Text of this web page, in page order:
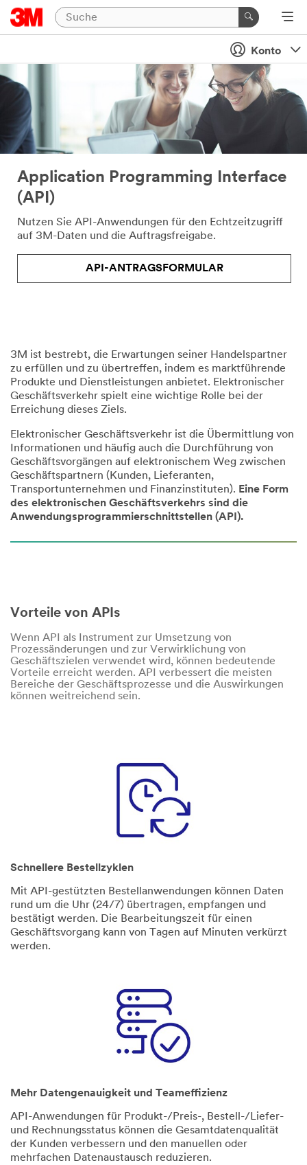
Konto
Application Programming Interface
(API)
Nutzen Sie API-Anwendungen für den Echtzeitzugriff
auf 3M-Daten und die Auftragsfreigabe.
API-ANTRAGSFORMULAR
3M ist bestrebt, die Erwartungen seiner Handelspartner
zu erfüllen und zu übertreffen, indem es marktführende
Produkte und Dienstleistungen anbietet. Elektronischer
Geschäftsverkehr spielt eine wichtige Rolle bei der
Erreichung dieses Ziels.
Elektronischer Geschäftsverkehr ist die Übermittlung von
Informationen und häufig auch die Durchführung von
Geschäftsvorgängen auf elektronischem Weg zwischen
Geschäftspartnern (Kunden, Lieferanten,
Transportunternehmen und Finanzinstituten). Eine Form
des elektronischen Geschäftsverkehrs sind die
Anwendungsprogrammierschnittstellen (API).
Vorteile von APIs
Wenn API als Instrument zur Umsetzung von
Prozessänderungen und zur Verwirklichung von
Geschäftszielen verwendet wird, können bedeutende
Vorteile erreicht werden. API verbessert die meisten
Bereiche der Geschäftsprozesse und die Auswirkungen
können weitreichend sein.
Schnellere Bestellzyklen
Mit API-gestützten Bestellanwendungen können Daten
rund um die Uhr (24/7) übertragen, empfangen und
bestätigt werden. Die Bearbeitungszeit für einen
Geschäftsvorgang kann von Tagen auf Minuten verkürzt
werden.
Mehr Datengenauigkeit und Teameffizienz
API-Anwendungen für Produkt-/Preis-, Bestell-/Liefer-
und Rechnungsstatus können die Gesamtdatenqualität
der Kunden verbessern und den manuellen oder
mehrfachen Datenaustausch reduzieren.